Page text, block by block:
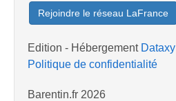
Rejoindre le réseau LaFrance
Edition - Hébergement Dataxy
Politique de confidentialité
Barentin.fr 2026